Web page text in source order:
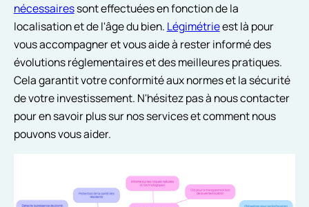
nécessairessont effectuées en fonction de la
localisation et de l'âge du bien. Légimétrieest là pour
vous accompagner et vous aide à rester informé des
évolutions réglementaires et des meilleures pratiques.
Cela garantit votre conformité aux normes et la sécurité
de votre investissement. N'hésitez pas à nous contacter
pour en savoir plus sur nos services et comment nous
pouvons vous aider.